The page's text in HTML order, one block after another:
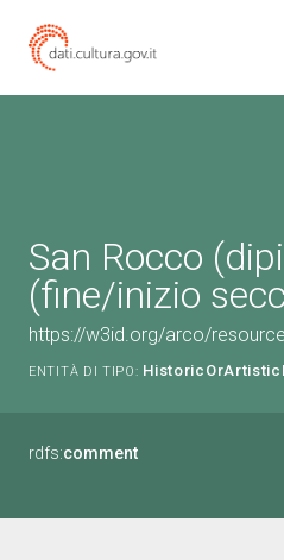
San Rocco
(fine/inizio
https://w3id.org/arco/
ENTITÀ DI TIPO:
rdfs:comment